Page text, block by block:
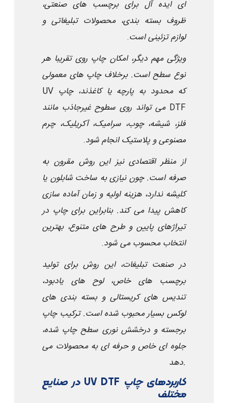
ای ایده آل برای برچسب های صنعتی،
ظروف بسته بندی، محصولات تبلیغاتی و
لوازم تزئینی است.
ویژگی مهم دیگر، امکان چاپ روی تقریبا هر
نوع سطح است. برخلاف چاپ های معمولی
که محدود به پارچه یا کاغذند، چاپ UV
DTF می تواند روی سطوح غیرجاذب مانند
فلز، شیشه، چوب، سرامیک، آکریلیک، چرم
مصنوعی و پلاستیک انجام شود.
از منظر اقتصادی نیز این روش مقرون به
صرفه است. چون نیازی به ساخت شابلون یا
کلیشه ندارد، هزینه اولیه و زمان آماده سازی
کاهش پیدا می کند. بنابراین برای چاپ در
تیراژهای پایین و طرح های متنوع، بهترین
انتخاب محسوب می شود.
در صنعت تبلیغات، این روش برای تولید
برچسب های خاص، لوح های یادبود،
تندیس های کریستالی و بسته بندی های
لوکس بسیار محبوب شده است. ترکیب چاپ
برجسته و درخشش نوری سطح چاپ شده،
جلوه ای خاص و حرفه ای به محصولات می
دهد.
کاربردهای چاپ
در صنایع
مختلف